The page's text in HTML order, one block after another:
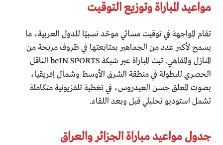
مواعيد المباراة وتوزيع التوقيت
تقام المواجهة في توقيت مسائي موحّد نسبيًا للدول العربية، ما
يسمح لأكبر عدد من الجماهير بمتابعتها في ظروف مريحة من
المنازل والمقاهي. تبث المباراة عبر شبكة beIN SPORTS الناقل
الحصري للبطولة في منطقة الشرق الأوسط وشمال إفريقيا،
بصوت المعلق حسن العيدروس، في تغطية تلفزيونية متكاملة
تشمل استوديو تحليلي قبل وبعد اللقاء.
جدول مواعيد مباراة الجزائر والعراق